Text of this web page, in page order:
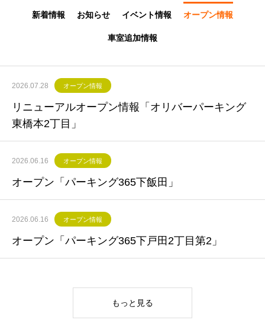
新着情報 お知らせ イベント情報 オープン情報
車室追加情報
2026.07.28 オープン情報
リニューアルオープン情報「オリバーパーキング
東橋本2丁目」
2026.06.16 オープン情報
オープン「パーキング365下飯田」
2026.06.16 オープン情報
オープン「パーキング365下戸田2丁目第2」
もっと見る